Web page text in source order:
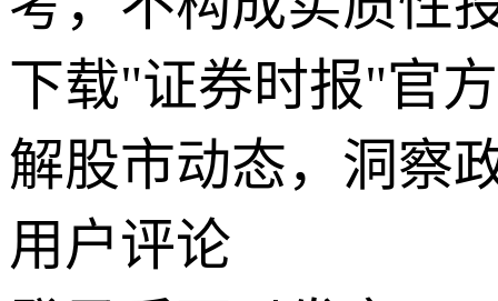
下载"证券时报"官
解股市动态，洞察
用户评论